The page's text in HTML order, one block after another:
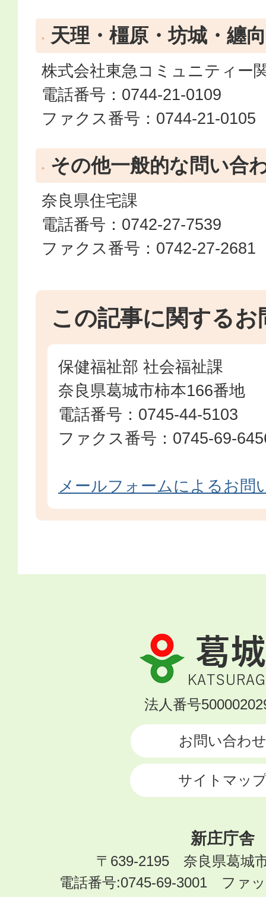
天理・橿原・坊城・纏
株式会社東急コミュニティー
電話番号：0744-21-0109
ファクス番号：0744-21-0105
その他一般的な問い合
奈良県住宅課
電話番号：0742-27-7539
ファクス番号：0742-27-2681
この記事に関するお
保健福祉部 社会福祉課
奈良県葛城市柿本166番地
電話番号：0745-44-5103
ファクス番号：0745-69-
メールフォームによるお問
葛
城
市
KATSURAGI
法人番号
お問い合わせ
サイトマッ
新庄庁舎
〒639-2195 奈良県葛城
電話番号:0745-69-3001 ファ